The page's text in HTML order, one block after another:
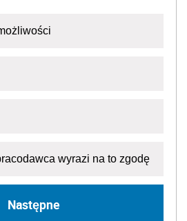
wyrazi na to zgodę
Następne